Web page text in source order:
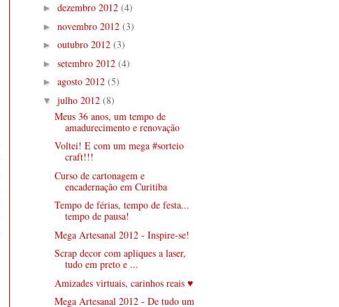
► dezembro 2012 (4)
► novembro 2012 (3)
► outubro 2012 (3)
► setembro 2012 (4)
► agosto 2012 (5)
▼ julho 2012 (8)
Meus 36 anos, um tempo de
amadurecimento e renovação
Voltei! E com um mega #sorteio
craft!!!
Curso de cartonagem e
encadernação em Curitiba
Tempo de férias, tempo de festa...
tempo de pausa!
Mega Artesanal 2012 - Inspire-se!
Scrap decor com apliques a laser,
tudo em preto e ...
Amizades virtuais, carinhos reais ♥
Mega Artesanal 2012 - De tudo um